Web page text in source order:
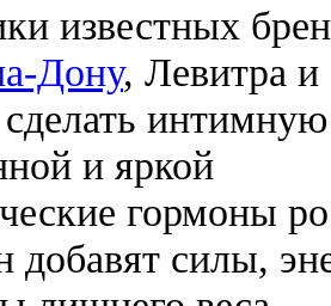
известных
Дону, Левитра
и яркой
гормоны
добавят силы,